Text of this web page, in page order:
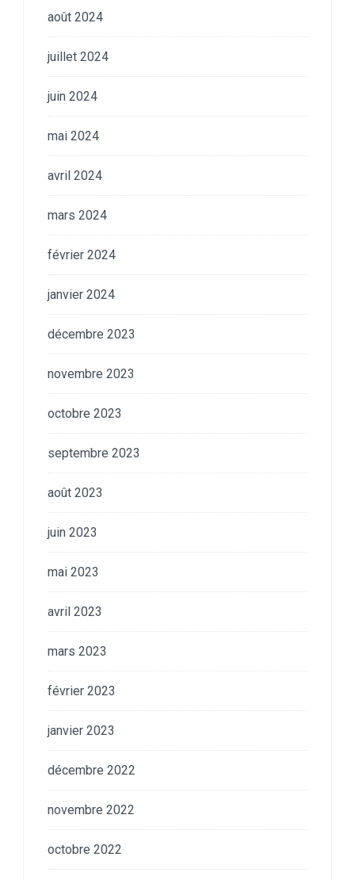
août 2024
juillet 2024
juin 2024
mai 2024
avril 2024
mars 2024
février 2024
janvier 2024
décembre 2023
novembre 2023
octobre 2023
septembre 2023
août 2023
juin 2023
mai 2023
avril 2023
mars 2023
février 2023
janvier 2023
décembre 2022
novembre 2022
octobre 2022